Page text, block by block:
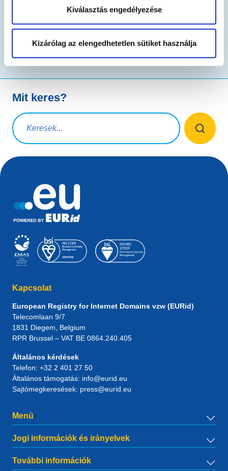
Kiválasztás engedélyezése
Kizárólag az elengedhetetlen sütiket használja
Tudjon meg többet
Mit keres?
Keresési lekérdezés
Kapcsolat
European Registry for Internet Domains vzw (EURid)
Telecomlaan 9/7
1831 Diegem, Belgium
RPR Brussel – VAT BE 0864.240.405
Általános kérdések
Telefon: +32 2 401 27 50
Általános támogatás: info@eurid.eu
Sajtómegkeresések: press@eurid.eu
Menü
Jogi információk és irányelvek
További információk